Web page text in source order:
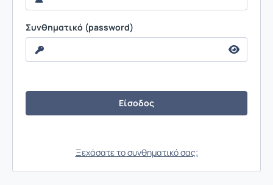
Συνθηματικό (password)
Ξεχάσατε το συνθηματικό σας;